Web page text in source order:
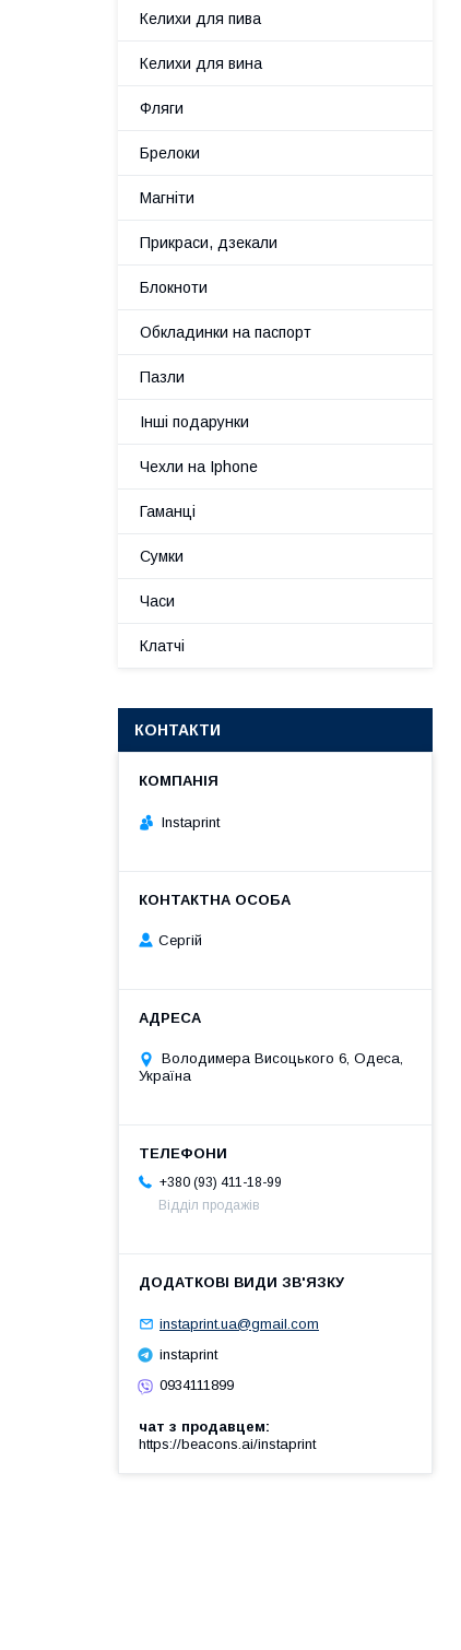
Келихи для пива
Келихи для вина
Фляги
Брелоки
Магніти
Прикраси, дзекали
Блокноти
Обкладинки на паспорт
Пазли
Інші подарунки
Чехли на Iphone
Гаманці
Сумки
Часи
Клатчі
КОНТАКТИ
Instaprint
Сергій
Володимера Висоцького 6, Одеса,
Україна
+380 (93) 411-18-99
Відділ продажів
instaprint.ua@gmail.com
instaprint
0934111899
чат з продавцем
https://beacons.ai/instaprint